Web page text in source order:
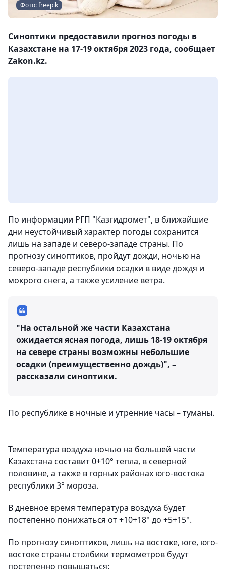
Фото: freepik
Синоптики предоставили прогноз погоды в
Казахстане на 17-19 октября 2023 года, сообщает
Zakon.kz.
По информации РГП "Казгидромет", в ближайшие
дни неустойчивый характер погоды сохранится
лишь на западе и северо-западе страны. По
прогнозу синоптиков, пройдут дожди, ночью на
северо-западе республики осадки в виде дождя и
мокрого снега, а также усиление ветра.
"На остальной же части Казахстана
ожидается ясная погода, лишь 18-19 октября
на севере страны возможны небольшие
осадки (преимущественно дождь)", –
рассказали синоптики.
По республике в ночные и утренние часы – туманы.
Температура воздуха ночью на большей части
Казахстана составит 0+10° тепла, в северной
половине, а также в горных районах юго-востока
республики 3° мороза.
В дневное время температура воздуха будет
постепенно понижаться от +10+18° до +5+15°.
По прогнозу синоптиков, лишь на востоке, юге, юго-
востоке страны столбики термометров будут
постепенно повышаться: